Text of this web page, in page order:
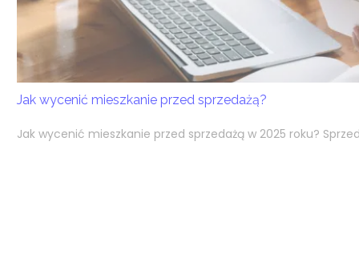
Jak wycenić mieszkanie przed sprzedażą?
Jak wycenić mieszkanie przed sprzedażą w 2025 roku?